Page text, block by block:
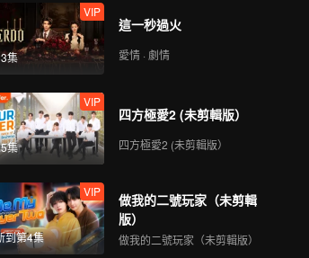
集
VIP
這一秒過火
愛情 · 劇情
集
VIP
四方極愛2 (未剪輯版）
四方極愛2 (未剪輯版）
到第4集
VIP
做我的二號玩家（未剪輯
版）
做我的二號玩家（未剪輯版）